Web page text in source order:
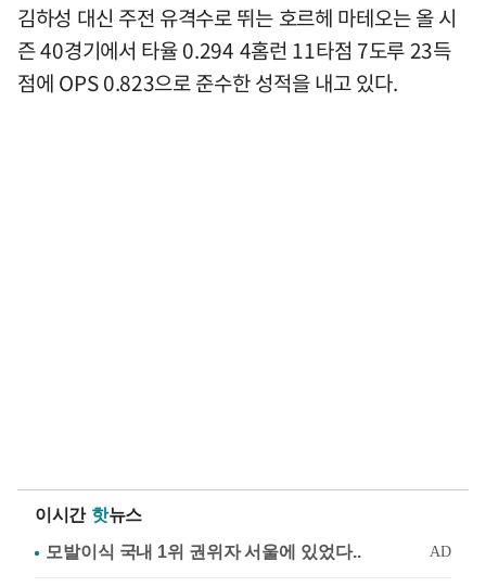
김하성 대신 주전 유격수로 뛰는 호르헤 마테오는 올 시
즌 40경기에서 타율 0.294 4홈런 11타점 7도루 23득
점에 OPS 0.823으로 준수한 성적을 내고 있다.
이시간 핫뉴스